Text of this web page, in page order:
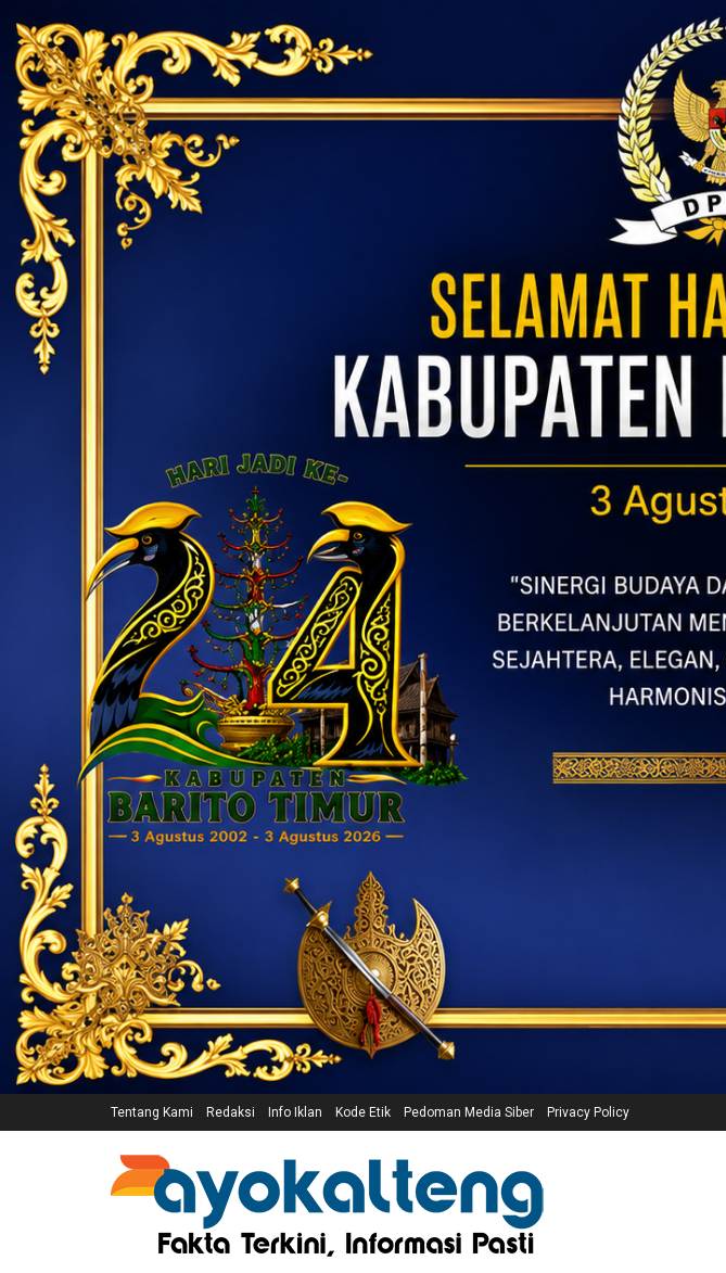
Tentang Kami Redaksi Info Iklan Kode Etik Pedoman Media Siber Privacy Policy